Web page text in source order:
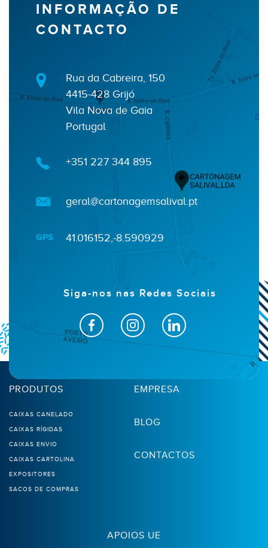
INFORMAÇÃO DE
CONTACTO
Rua da Cabreira, 150
4415-428 Grijó
Vila Nova de Gaia
Portugal
+351 227 344 895
geral@cartonagemsalival.pt
GPS 41.016152,-8.590929
Siga-nos nas Redes Sociais
PRODUTOS
CAIXAS CANELADO
CAIXAS RÍGIDAS
CAIXAS ENVIO
CAIXAS CARTOLINA
EXPOSITORES
SACOS DE COMPRAS
EMPRESA
BLOG
CONTACTOS
APOIOS UE